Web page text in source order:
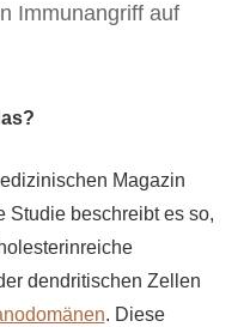
Immunangriff auf
Magazin
Studie beschreibt es so,
dendritischen Zellen
. Diese